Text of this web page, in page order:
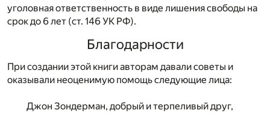
уголовная ответственность в виде лишения свободы на
срок до 6 лет (ст. 146 УК РФ).
Благодарности
При создании этой книги авторам давали советы и
оказывали неоценимую помощь следующие лица:
Джон Зондерман, добрый и терпеливый друг,